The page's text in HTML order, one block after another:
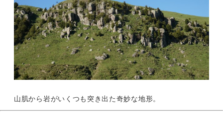
山肌から岩がいくつも突き出た奇妙な地形。